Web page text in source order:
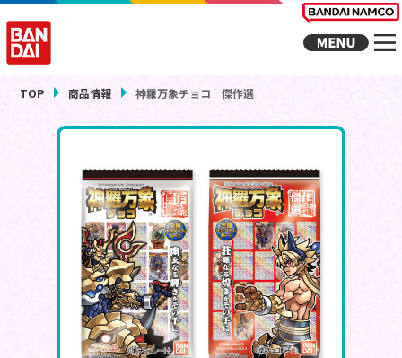
TOP 商品情報 神羅万象チョコ 傑作選